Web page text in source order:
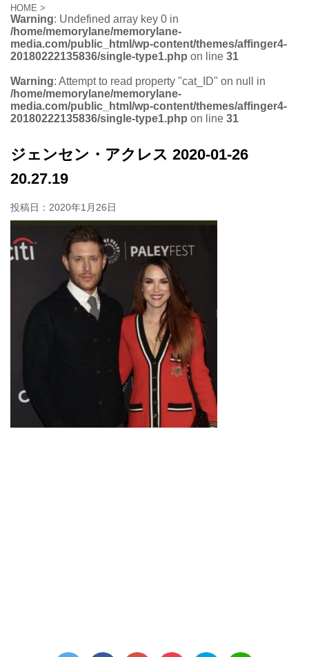
HOME >
Warning: Undefined array key 0 in
/home/memorylane/memorylane-
media.com/public_html/wp-content/themes/affinger4-
20180222135836/single-type1.php on line 31
Warning: Attempt to read property "cat_ID" on null in
/home/memorylane/memorylane-
media.com/public_html/wp-content/themes/affinger4-
20180222135836/single-type1.php on line 31
ジェンセン・アクレス 2020-01-26
20.27.19
投稿日： 2020年1月26日